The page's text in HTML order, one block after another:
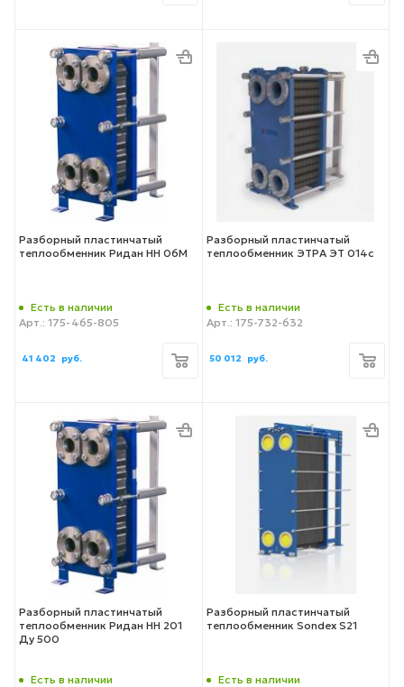
Разборный пластинчатый
теплообменник Ридан НН 06М
Есть в наличии
Арт.: 175-465-805
41 402 руб.
Разборный пластинчатый
теплообменник ЭТРА ЭТ 014с
Есть в наличии
Арт.: 175-732-632
50 012 руб.
Разборный пластинчатый
теплообменник Ридан НН 201
Ду 500
Есть в наличии
Разборный пластинчатый
теплообменник Sondex S21
Есть в наличии